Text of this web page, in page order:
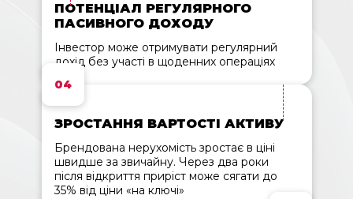
ПОТЕНЦІАЛ РЕГУЛЯРНОГО
ПАСИВНОГО ДОХОДУ
Інвестор може отримувати регулярний
дохід без участі в щоденних операціях
04
ЗРОСТАННЯ ВАРТОСТІ АКТИВУ
Брендована нерухомість зростає в ціні
швидше за звичайну. Через два роки
після відкриття приріст може сягати до
35% від ціни «на ключі»